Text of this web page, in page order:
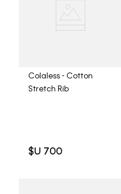
Colaless - Cotton
Stretch Rib
$U 700